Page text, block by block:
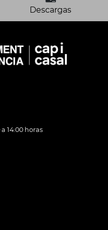
Descargas
14:00 horas